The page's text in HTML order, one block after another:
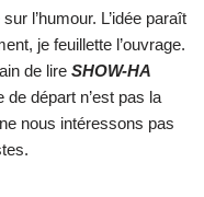
l’humour. L’idée paraît
je feuillette l’ouvrage.
de lire SHOW-HA
de départ n’est pas la
nous intéressons pas